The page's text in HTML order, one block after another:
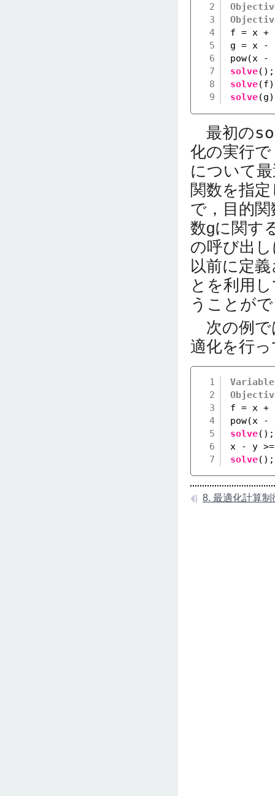
2
3
4
5
6
7
8
9
f = x
g = x
pow(x
solve
solve
solve
最初の
化の実行
について
関数を指
で，目的
数gに関す
の呼び出
以前に定
とを利用
うことが
次の例で
適化を行
1
2
3
4
5
6
7
Variable
f = x
pow(x
solve
x - y
solve
8. 最適化計算制